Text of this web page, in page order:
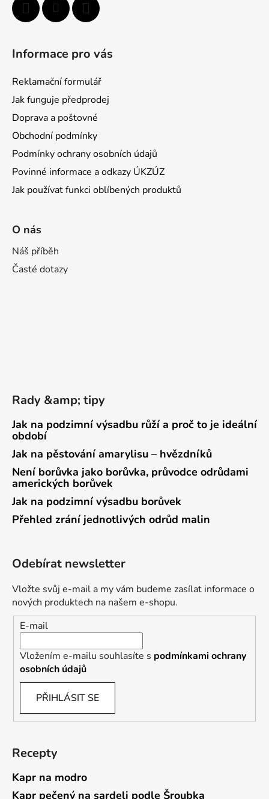
Informace pro vás
Reklamační formulář
Jak funguje předprodej
Doprava a poštovné
Obchodní podmínky
Podmínky ochrany osobních údajů
Povinné informace a odkazy ÚKZÚZ
Jak používat funkci oblíbených produktů
O nás
Náš příběh
Časté dotazy
Rady &amp; tipy
Jak na podzimní výsadbu růží a proč to je ideální
období
Jak na pěstování amarylisu – hvězdníků
Není borůvka jako borůvka, průvodce odrůdami
amerických borůvek
Jak na podzimní výsadbu borůvek
Přehled zrání jednotlivých odrůd malin
Odebírat newsletter
Vložte svůj e-mail a my vám budeme zasílat informace o
nových produktech na našem e-shopu.
E-mail
Vložením e-mailu souhlasíte s podmínkami ochrany
osobních údajů
PŘIHLÁSIT SE
Recepty
Kapr na modro
Kapr pečený na sardeli podle Šroubka